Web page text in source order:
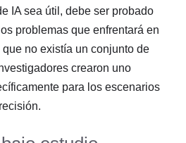
IA sea útil, debe ser probado
problemas que enfrentará en
no existía un conjunto de
crearon uno
para los escenarios